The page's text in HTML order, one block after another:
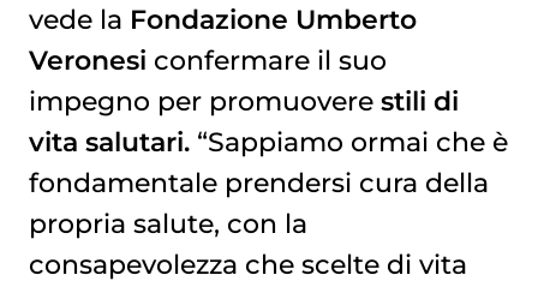
vede la Fondazione Umberto
Veronesi confermare il suo
impegno per promuovere stili di
vita salutari.“Sappiamo ormai che è
fondamentale prendersi cura della
propria salute, con la
consapevolezza che scelte di vita